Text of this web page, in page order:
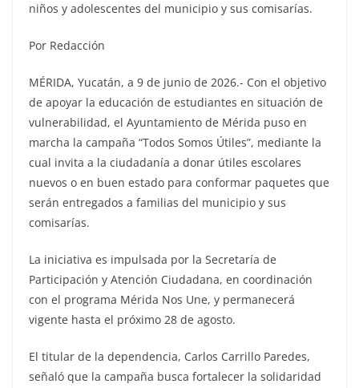
niños y adolescentes del municipio y sus comisarías.
Por Redacción
MÉRIDA, Yucatán, a 9 de junio de 2026.- Con el objetivo
de apoyar la educación de estudiantes en situación de
vulnerabilidad, el Ayuntamiento de Mérida puso en
marcha la campaña “Todos Somos Útiles”, mediante la
cual invita a la ciudadanía a donar útiles escolares
nuevos o en buen estado para conformar paquetes que
serán entregados a familias del municipio y sus
comisarías.
La iniciativa es impulsada por la Secretaría de
Participación y Atención Ciudadana, en coordinación
con el programa Mérida Nos Une, y permanecerá
vigente hasta el próximo 28 de agosto.
El titular de la dependencia, Carlos Carrillo Paredes,
señaló que la campaña busca fortalecer la solidaridad